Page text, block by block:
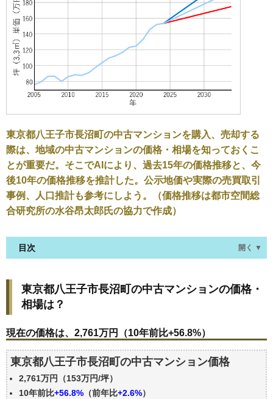
東京都八王子市長沼町の中古マンションを購入、売却する
際は、地域の中古マンションの価格・相場を知っておくこ
とが重要だ。そこでAIにより、過去15年の価格推移と、今
後10年の価格推移を推計した。公示地価や実際の売買取引
事例、人口推計も参考にしよう。（価格推移は都市空間総
合研究所の水谷昂太郎氏の協力で作成）
目次 開く ▼
場は？
現在の価格は、2,761万円（10年前比+56.8%）
価格を詳細に分析しよう
築年数で価格はどうなる？
東京都八王子市長沼町の中古マンションの過去の売
買事例
東京都八王子市長沼町の中古マンションの価格・
相場は？
現在の価格は、2,761万円（10年前比+56.8%）
東京都八王子市長沼町の中古マンション価格
2,761万円（153万円/坪）
10年前比+56.8% （前年比+2.6%）